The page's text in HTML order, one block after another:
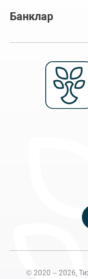
Банклар
© 2020 – 2026,